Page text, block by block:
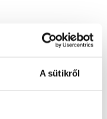
A sütikről